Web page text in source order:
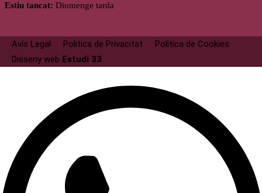
Estiu tancat: Diumenge tarda
Avís Legal Politica de Privacitat
Politica de Cookies
Disseny web Estudi 33